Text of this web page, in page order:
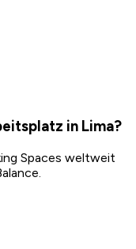
in Lima?
Spaces weltweit